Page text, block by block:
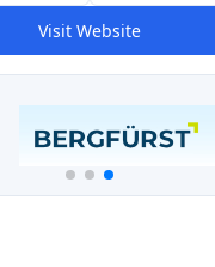
Visit Website